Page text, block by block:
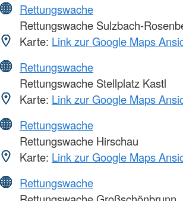
Rettungswache
Rettungswache Sulzbach-
Karte: Link zur Google Maps
Rettungswache
Rettungswache Stellplatz Kastl
Karte: Link zur Google Maps
Rettungswache
Rettungswache Hirschau
Karte: Link zur Google Maps
Rettungswache